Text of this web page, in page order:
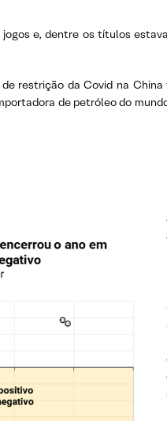
e, dentre os títulos
restrição da Covid na
de petróleo do